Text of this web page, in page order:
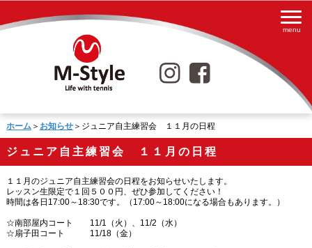
ホーム＞ お知らせ＞ジュニア自主練習会 １１月の日程
ジュニア自主練習会 １１月の日程
１１月のジュニア自主練習会の日程をお知らせいたします。
レッスン生限定で１回５００円、ぜひ参加してください！
時間は各日17:00～18:30です。（17:00～18:00になる場合もあります。）
☆南部屋内コート 11/1（火）、11/2（水）
☆扇子田コート 11/18（金）